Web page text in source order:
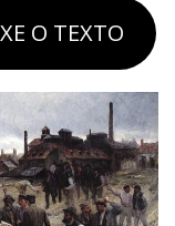
O TEXTO